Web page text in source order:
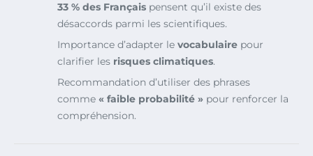
33 % des Français pensent qu’il existe des
désaccords parmi les scientifiques.
Importance d’adapter le vocabulaire pour
clarifier les risques climatiques.
Recommandation d’utiliser des phrases
comme « faible probabilité » pour renforcer la
compréhension.